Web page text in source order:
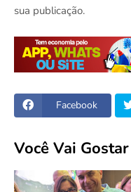
sua publicação.
Facebook
Você Vai Gostar